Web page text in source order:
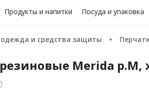
Продуктыи напитки Посуда и упаковка
и средства защиты
Merida